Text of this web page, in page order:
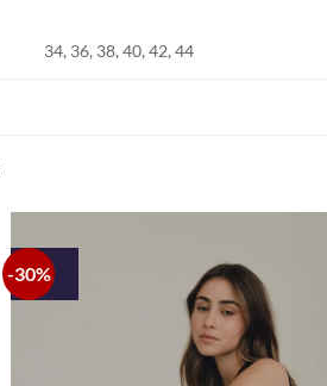
34, 36, 38, 40, 42, 44
-30%